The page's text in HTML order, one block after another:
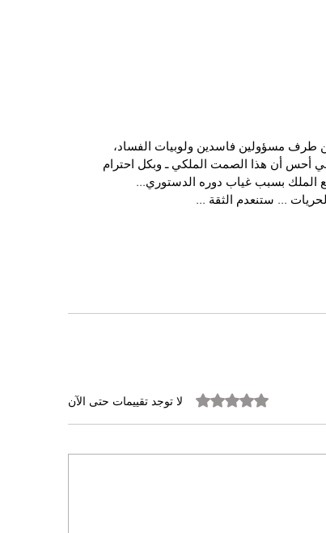
طرف مسؤولين فاسدين ولوبيات الفساد،
أحس أن هذا الصمت الملكي ـ وبكل احترام
الملك بسبب غياب دوره الدستوري...
... ستنعدم الثقة ...
تم التقييم بـ 0 من أصل 5 نجوم. لا توجد تقييمات حتى الآن